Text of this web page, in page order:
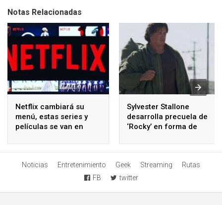
Notas Relacionadas
Netflix cambiará su
menú, estas series y
películas se van en
Sylvester Stallone
desarrolla precuela de
‘Rocky’ en forma de
Noticias Entretenimiento Geek Streaming
Rutas
FB
twitter